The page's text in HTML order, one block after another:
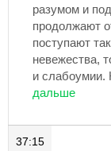
разумом и
продолжают
поступают
невежества,
и слабоумии.
37:15